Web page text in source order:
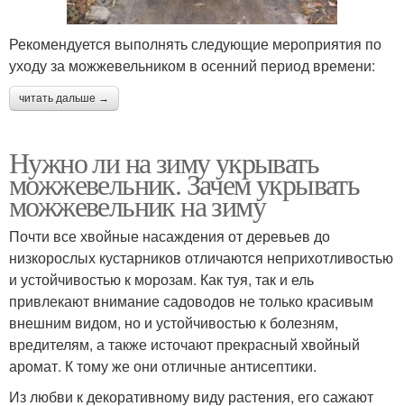
Рекомендуется выполнять следующие мероприятия по
уходу за можжевельником в осенний период времени:
читать дальше →
Нужно ли на зиму укрывать
можжевельник. Зачем укрывать
можжевельник на зиму
Почти все хвойные насаждения от деревьев до
низкорослых кустарников отличаются неприхотливостью
и устойчивостью к морозам. Как туя, так и ель
привлекают внимание садоводов не только красивым
внешним видом, но и устойчивостью к болезням,
вредителям, а также источают прекрасный хвойный
аромат. К тому же они отличные антисептики.
Из любви к декоративному виду растения, его сажают